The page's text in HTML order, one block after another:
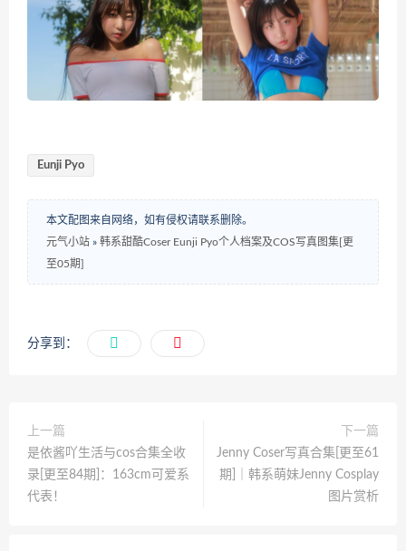
Eunji Pyo
本文配图来自网络，如有侵权请联系删除。
元气小站 » 韩系甜酷Coser Eunji Pyo个人档案及COS写真图集[更
至05期]
分享到：
上一篇
是依酱吖生活与cos合集全收
录[更至84期]：163cm可爱系
代表！
下一篇
Jenny Coser写真合集[更至61
期]｜韩系萌妹Jenny Cosplay
图片赏析